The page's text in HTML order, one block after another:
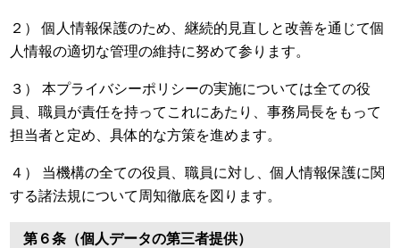
２） 個人情報保護のため、継続的見直しと改善を通じて個
人情報の適切な管理の維持に努めて参ります。
３） 本プライバシーポリシーの実施については全ての役
員、職員が責任を持ってこれにあたり、事務局長をもって
担当者と定め、具体的な方策を進めます。
４） 当機構の全ての役員、職員に対し、個人情報保護に関
する諸法規について周知徹底を図ります。
第６条（個人データの第三者提供）